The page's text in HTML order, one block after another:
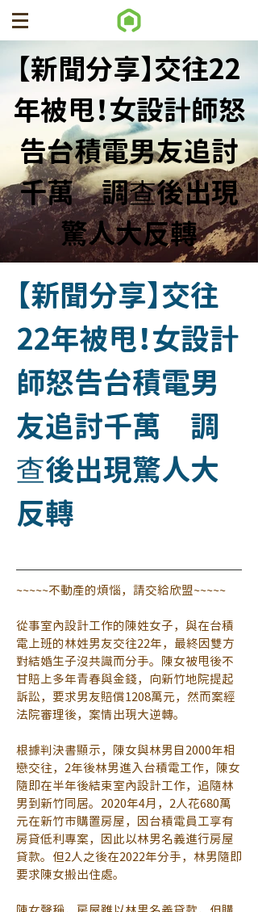
【新聞分享】交往22
年被甩！女設計師怒
告台積電男友追討
千萬 調查後出現
驚人大反轉
【新聞分享】交往
22年被甩！女設計
師怒告台積電男
友追討千萬 調
查後出現驚人大
反轉
~~~~~不動產的煩惱，請交給欣盟~~~~~
從事室內設計工作的陳姓女子，與在台積
電上班的林姓男友交往22年，最終因雙方
對結婚生子沒共識而分手。陳女被甩後不
甘賠上多年青春與金錢，向新竹地院提起
訴訟，要求男友賠償1208萬元，然而案經
法院審理後，案情出現大逆轉。
根據判決書顯示，陳女與林男自2000年相
戀交往，2年後林男進入台積電工作，陳女
隨即在半年後結束室內設計工作，追隨林
男到新竹同居。2020年4月，2人花680萬
元在新竹市購置房屋，因台積電員工享有
房貸低利專案，因此以林男名義進行房屋
貸款。但2人之後在2022年分手，林男隨即
要求陳女搬出住處。